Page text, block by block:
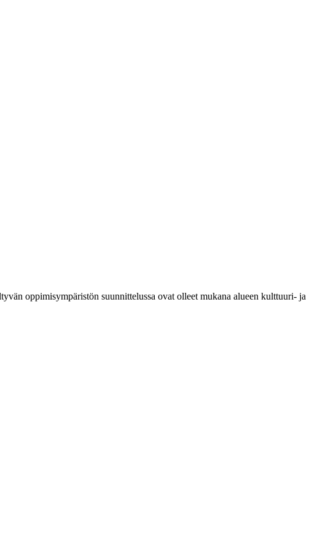
oppimisympäristön suunnittelussa ovat olleet mukana alueen kulttuuri- ja